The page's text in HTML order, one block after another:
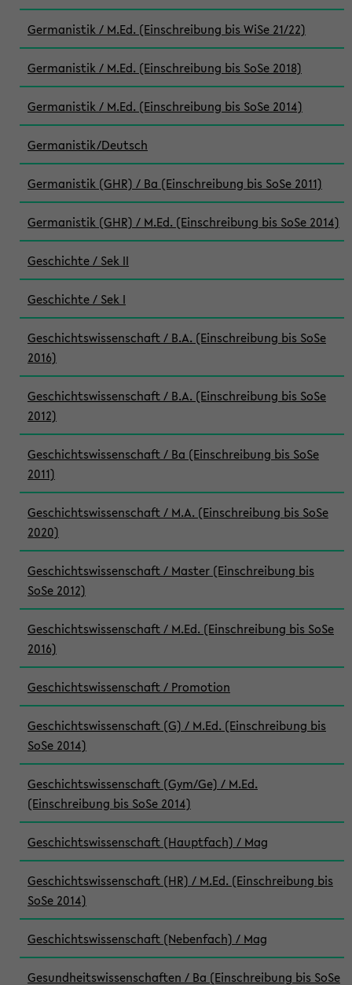
Germanistik / M.Ed. (Einschreibung bis WiSe 21/22)
Germanistik / M.Ed. (Einschreibung bis SoSe 2018)
Germanistik / M.Ed. (Einschreibung bis SoSe 2014)
Germanistik/Deutsch
Germanistik (GHR) / Ba (Einschreibung bis SoSe 2011)
Germanistik (GHR) / M.Ed. (Einschreibung bis SoSe 2014)
Geschichte / Sek II
Geschichte / Sek I
Geschichtswissenschaft / B.A. (Einschreibung bis SoSe
2016)
Geschichtswissenschaft / B.A. (Einschreibung bis SoSe
2012)
Geschichtswissenschaft / Ba (Einschreibung bis SoSe
2011)
Geschichtswissenschaft / M.A. (Einschreibung bis SoSe
2020)
Geschichtswissenschaft / Master (Einschreibung bis
SoSe 2012)
Geschichtswissenschaft / M.Ed. (Einschreibung bis SoSe
2016)
Geschichtswissenschaft / Promotion
Geschichtswissenschaft (G) / M.Ed. (Einschreibung bis
SoSe 2014)
Geschichtswissenschaft (Gym/Ge) / M.Ed.
(Einschreibung bis SoSe 2014)
Geschichtswissenschaft (Hauptfach) / Mag
Geschichtswissenschaft (HR) / M.Ed. (Einschreibung bis
SoSe 2014)
Geschichtswissenschaft (Nebenfach) / Mag
Gesundheitswissenschaften / Ba (Einschreibung bis SoSe